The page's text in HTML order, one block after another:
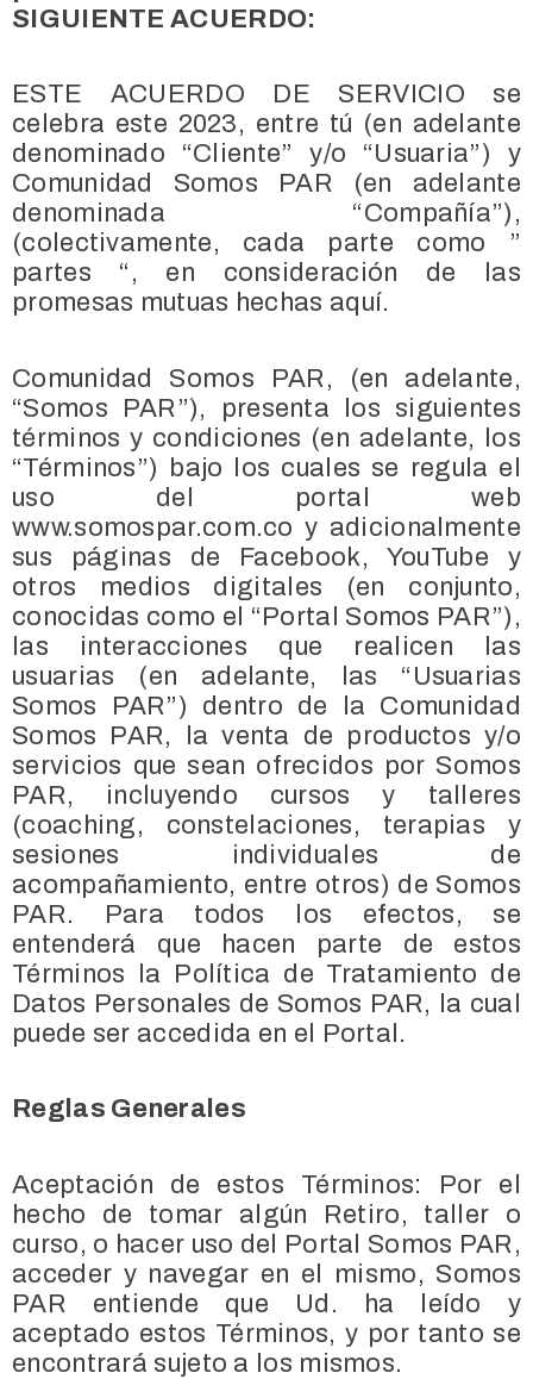
SIGUIENTE ACUERDO:
ESTE ACUERDO DE SERVICIO se
celebra este 2023, entre tú (en adelante
denominado “Cliente” y/o “Usuaria”) y
Comunidad Somos PAR (en adelante
denominada “Compañía”),
(colectivamente, cada parte como ”
partes “, en consideración de las
promesas mutuas hechas aquí.
Comunidad Somos PAR, (en adelante,
“Somos PAR”), presenta los siguientes
términos y condiciones (en adelante, los
“Términos”) bajo los cuales se regula el
uso del portal web
www.somospar.com.co y adicionalmente
sus páginas de Facebook, YouTube y
otros medios digitales (en conjunto,
conocidas como el “Portal Somos PAR”),
las interacciones que realicen las
usuarias (en adelante, las “Usuarias
Somos PAR”) dentro de la Comunidad
Somos PAR, la venta de productos y/o
servicios que sean ofrecidos por Somos
PAR, incluyendo cursos y talleres
(coaching, constelaciones, terapias y
sesiones individuales de
acompañamiento, entre otros) de Somos
PAR. Para todos los efectos, se
entenderá que hacen parte de estos
Términos la Política de Tratamiento de
Datos Personales de Somos PAR, la cual
puede ser accedida en el Portal.
Reglas Generales
Aceptación de estos Términos: Por el
hecho de tomar algún Retiro, taller o
curso, o hacer uso del Portal Somos PAR,
acceder y navegar en el mismo, Somos
PAR entiende que Ud. ha leído y
aceptado estos Términos, y por tanto se
encontrará sujeto a los mismos.